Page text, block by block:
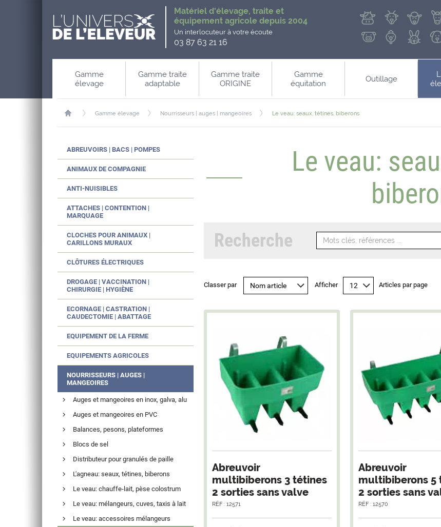
Matériel d'élevage, traite et
équipement agricole depuis 2004
Un interlocuteur à votre écoute
03 87 63 21 16
Gamme
élevage
Gamme traite
adaptable
Gamme traite
ORIGINE
Gamme
équitation
Outillage
Gamme élevage Nourrisseurs | auges | mangeoires Le veau: seaux, tétines, biberons
Le veau:
Recherche
Classer par Afficher Articles par page
Abreuvoir
multibiberons 3 tétines
2 sorties sans valve
RÉF : 12571
Abreuvoir
multibiberons 5
2 sorties sans
RÉF : 12570
ABREUVOIRS | BACS | POMPES
ANIMAUX DE COMPAGNIE
ANTI-NUISIBLES
ATTACHES | CONTENTION |
MARQUAGE
CLOCHES POUR ANIMAUX |
CARILLONS MURAUX
CLÔTURES ÉLECTRIQUES
DROGAGE | VACCINATION |
CHIRURGIE | HYGIÈNE
ECORNAGE | CASTRATION |
CAUDECTOMIE | ABATTAGE
EQUIPEMENT DE LA FERME
EQUIPEMENTS AGRICOLES
NOURRISSEURS | AUGES |
MANGEOIRES
Auges et mangeoires en inox, galva, alu
Auges et mangeoires en PVC
Balances, pesons, plateformes
Blocs de sel
Distributeur pour granulés de paille
L'agneau: seaux, tétines, biberons
Le veau: chauffe-lait, pèse colostrum
Le veau: mélangeurs, cuves, taxis à lait
Le veau: accessoires mélangeurs